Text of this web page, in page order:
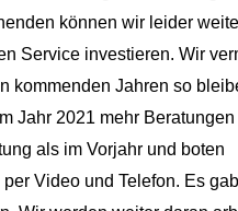
können wir leider
Service investieren. Wir
kommenden Jahren so
Jahr 2021 mehr Beratungen
als im Vorjahr und boten
Video und Telefon. Es